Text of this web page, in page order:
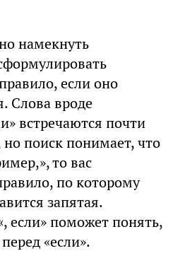
намекнуть
если оно
Слова вроде
встречаются почти
поиск понимает, что
то вас
по которому
запятая.
если» поможет понять,
«если».